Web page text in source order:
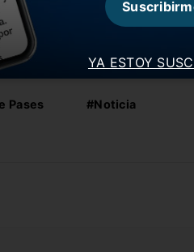
Pases #Noticia
YA ESTOY